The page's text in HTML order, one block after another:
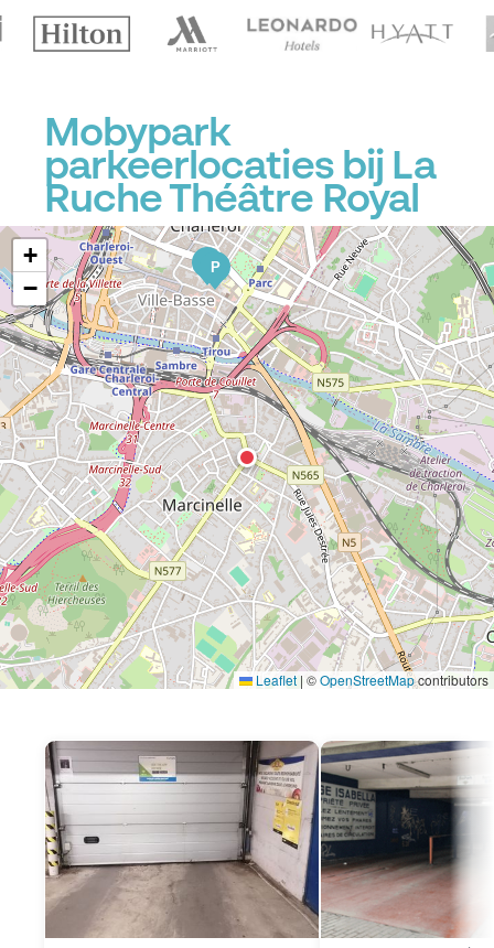
Mobypark
parkeerlocaties bij La
Ruche Théâtre Royal
P
P
+
−
Leaflet | ©OpenStreetMapcontributors